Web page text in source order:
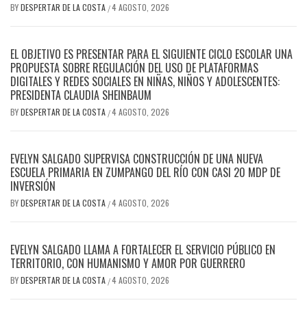
BYDESPERTAR DE LA COSTA /4 AGOSTO, 2026
EL OBJETIVO ES PRESENTAR PARA EL SIGUIENTE CICLO ESCOLAR UNA
PROPUESTA SOBRE REGULACIÓN DEL USO DE PLATAFORMAS
DIGITALES Y REDES SOCIALES EN NIÑAS, NIÑOS Y ADOLESCENTES:
PRESIDENTA CLAUDIA SHEINBAUM
BYDESPERTAR DE LA COSTA /4 AGOSTO, 2026
EVELYN SALGADO SUPERVISA CONSTRUCCIÓN DE UNA NUEVA
ESCUELA PRIMARIA EN ZUMPANGO DEL RÍO CON CASI 20 MDP DE
INVERSIÓN
BYDESPERTAR DE LA COSTA /4 AGOSTO, 2026
EVELYN SALGADO LLAMA A FORTALECER EL SERVICIO PÚBLICO EN
TERRITORIO, CON HUMANISMO Y AMOR POR GUERRERO
BYDESPERTAR DE LA COSTA /4 AGOSTO, 2026